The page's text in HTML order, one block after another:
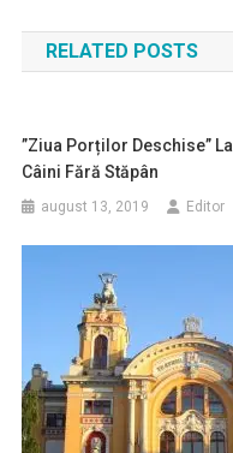
în
articole
RELATED POSTS
”Ziua Porților Deschise”
Câini Fără Stăpân
august 13, 2019 Editor